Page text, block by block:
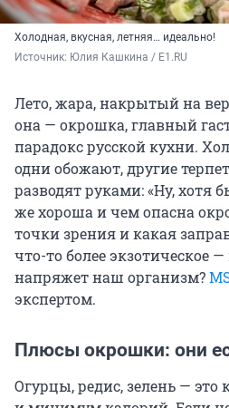
Холодная, вкусная, летняя… идеально!
Источник: Юлия Кашкина / E1.RU
Лето, жара, накрытый на
она — окрошка, главный
парадокс русской кухни.
одни обожают, другие
разводят руками: «Ну, хотя
же хороша и чем опасна
точки зрения и какая
что-то более экзотическое
напряжет наш организм?
экспертом.
Плюсы окрошки: они
Огурцы, редис, зелень —